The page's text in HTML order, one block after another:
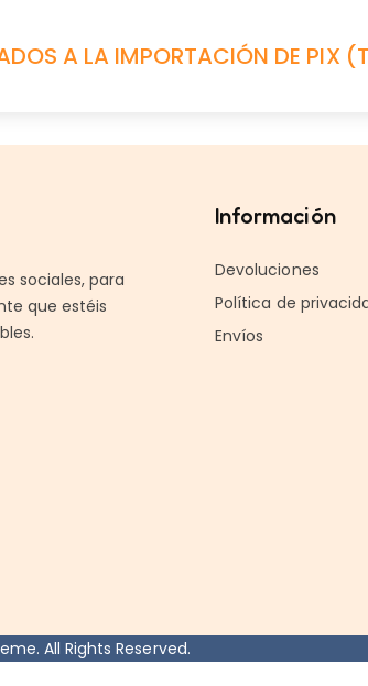
A LA IMPORTACIÓN DE PIX
sociales, para
que estéis
Información
Devoluciones
Política de
Envíos
All Rights Reserved.